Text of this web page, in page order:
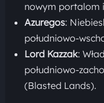
nowym portalom
Azuregos:
południowo-
Lord Kazzak:
południowo-
(Blasted Lands).